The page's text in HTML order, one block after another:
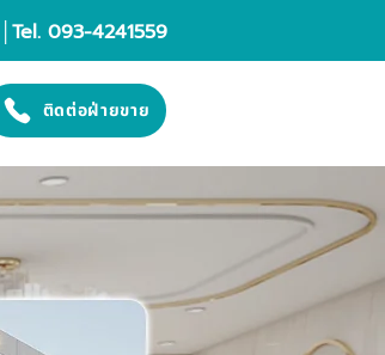
│Tel. 093-4241559
ติดต่อฝ่ายขาย